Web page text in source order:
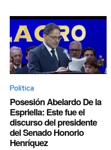
Política
Posesión Abelardo De la
Espriella: Este fue el
discurso del presidente
del Senado Honorio
Henríquez